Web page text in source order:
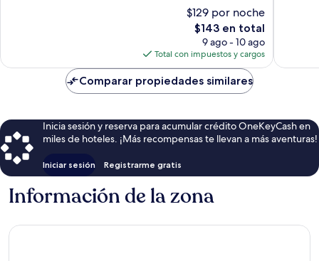
$129 por noche
El
precio
actual
es
de
$143
$143 en total
9 ago - 10 ago
Total con impuestos y cargos
Comparar propiedades similares
Inicia sesión y reserva para acumular crédito OneKeyCash en
miles de hoteles. ¡Más recompensas te llevan a más aventuras!
Iniciar sesión Registrarme gratis
Información de la zona